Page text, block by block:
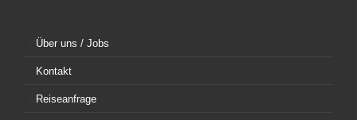
Über uns / Jobs
Kontakt
Reiseanfrage